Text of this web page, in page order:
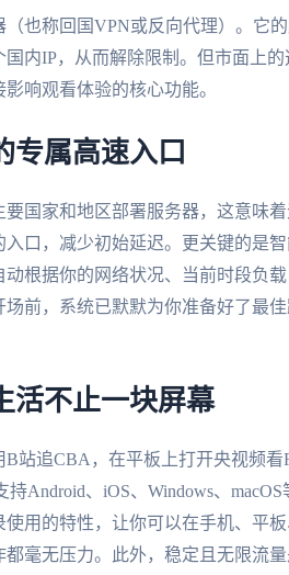
也称回国VPN或反向代理）。它
内IP，从而解除限制。但市面上
响观看体验的核心功能。
专属高速入口
国家和地区部署服务器，这意味
口，减少初始延迟。更关键的是
根据你的网络状况、当前时段负
前，系统已默默为你准备好了最
活不止一块屏幕
站追CBA，在平板上打开央视频
Android、iOS、Windows、
用的特性，让你可以在手机、平
毫无压力。此外，稳定且无限流